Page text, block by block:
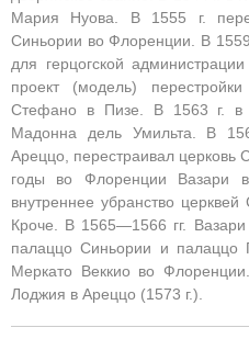
Мария Нуова. В 1555 г.
Синьории во Флоренции. В 1559
для герцогской
проект (модель)
Стефано в Пизе. В 1563 г. в
Мадонна дель Умильта. В
Ареццо, перестраивал церковь
годы во Флоренции Вазари
внутреннее убранство
Кроче. В 1565—1566 гг.
палаццо Синьории и
Меркато Веккио во
Лоджия в Ареццо (1573 г.).